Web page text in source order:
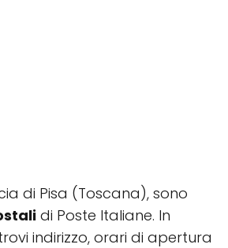
di Pisa (Toscana), sono
di Poste Italiane. In
indirizzo, orari di apertura